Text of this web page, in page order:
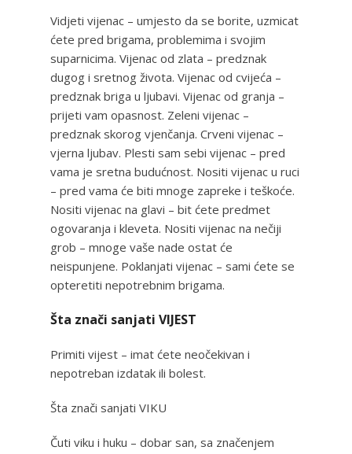
Vidjeti vijenac – umjesto da se borite, uzmicat
ćete pred brigama, problemima i svojim
suparnicima. Vijenac od zlata – predznak
dugog i sretnog života. Vijenac od cvijeća –
predznak briga u ljubavi. Vijenac od granja –
prijeti vam opasnost. Zeleni vijenac –
predznak skorog vjenčanja. Crveni vijenac –
vjerna ljubav. Plesti sam sebi vijenac – pred
vama je sretna budućnost. Nositi vijenac u ruci
– pred vama će biti mnoge zapreke i teškoće.
Nositi vijenac na glavi – bit ćete predmet
ogovaranja i kleveta. Nositi vijenac na nečiji
grob – mnoge vaše nade ostat će
neispunjene. Poklanjati vijenac – sami ćete se
opteretiti nepotrebnim brigama.
Šta znači sanjati VIJEST
Primiti vijest – imat ćete neočekivan i
nepotreban izdatak ili bolest.
Šta znači sanjati VIKU
Čuti viku i huku – dobar san, sa značenjem